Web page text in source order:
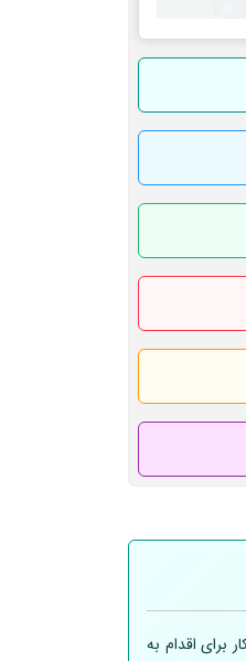
برای اقدام به